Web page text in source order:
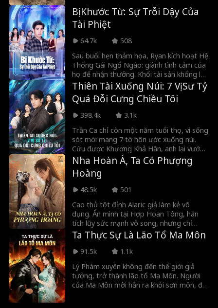
bạn bè và xả thân cứu mỹ nhân, hãy cùng
xem chàng trai tay trắng này vươn lên
đỉnh cao và chinh phục thế giới ra sao!
Bị Khước Từ: Sự Trỗi Dậy Của
Tài Phiệt
64.7k
508
Sau buổi hẹn thảm họa, Ryan kích hoạt Hệ
Thống Gái Ngổ Ngáo: giành tình cảm của
họ để nhận thưởng. Khối tài sản khổng lồ
đang chờ phía trước!
Thiên Tài Xuống Núi: 7 Vị Sư Tỷ
Quá Đỗi Cưng Chiều Tôi
398.4k
3.1k
Trần Ca chỉ còn một năm tuổi thọ, vì sống
sót mới mang 7 tờ hôn ước xuống núi.
Cứu được Khương Khả Hân, anh lại vướng
vào ân oán quyền quý. Nhờ 7 vị sư tỷ
quyền lực chống lưng, anh thể hiện y
thuật và võ công tuyệt đỉnh tung hoành
đô thị, lật ngược thế cờ, cùng người đẹp
kiêu ngạo bước lên đỉnh cao.
Nha Hoàn À, Ta Có Phượng
Hoàng
48.5k
501
Cao thủ tột đỉnh Alaric giả làm kẻ vô
dụng. Ẩn mình tại Hợp Hoan Tông, hắn
tích lũy sức mạnh vô song, nhưng chỉ
người mang Tiên Thiên Linh Thể mới có
thể giải ấn. Hắn vẫn luôn tìm kiếm người
con gái ấy. Trong khi đó, Thánh nữ
Thiên Linh Thể, nhưng cô chỉ muốn tìm
một đạo lữ bù nhìn nên đã giả làm nha
hoàn để tiếp cận Alaric. Tại Đại điển Đạo
Ta Thực Sự Là Lão Tổ Ma Môn
91.5k
1.1k
Lý Phàm xuyên không đến thế giới giả
tưởng, trở thành lão tổ Ma Môn. Người
của Ma Môn mời hắn ra khỏi sơn môn, đối